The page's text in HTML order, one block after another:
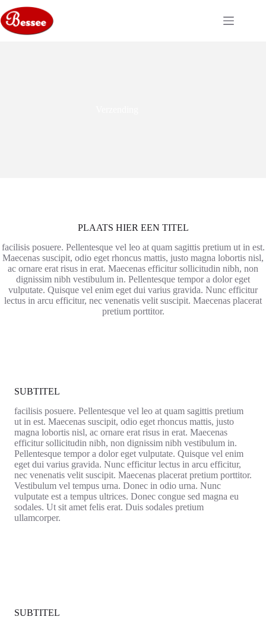
naar
de
inhoud
PLAATS HIER EEN TITEL
facilisis posuere. Pellentesque vel leo at quam sagittis pretium ut in est.
Maecenas suscipit, odio eget rhoncus mattis, justo magna lobortis nisl,
ac ornare erat risus in erat. Maecenas efficitur sollicitudin nibh, non
dignissim nibh vestibulum in. Pellentesque tempor a dolor eget
vulputate. Quisque vel enim eget dui varius gravida. Nunc efficitur
lectus in arcu efficitur, nec venenatis velit suscipit. Maecenas placerat
pretium porttitor.
SUBTITEL
facilisis posuere. Pellentesque vel leo at quam sagittis pretium
ut in est. Maecenas suscipit, odio eget rhoncus mattis, justo
magna lobortis nisl, ac ornare erat risus in erat. Maecenas
efficitur sollicitudin nibh, non dignissim nibh vestibulum in.
Pellentesque tempor a dolor eget vulputate. Quisque vel enim
eget dui varius gravida. Nunc efficitur lectus in arcu efficitur,
nec venenatis velit suscipit. Maecenas placerat pretium porttitor.
Vestibulum vel tempus urna. Donec in odio urna. Nunc
vulputate est a tempus ultrices. Donec congue sed magna eu
sodales. Ut sit amet felis erat. Duis sodales pretium
ullamcorper.
SUBTITEL